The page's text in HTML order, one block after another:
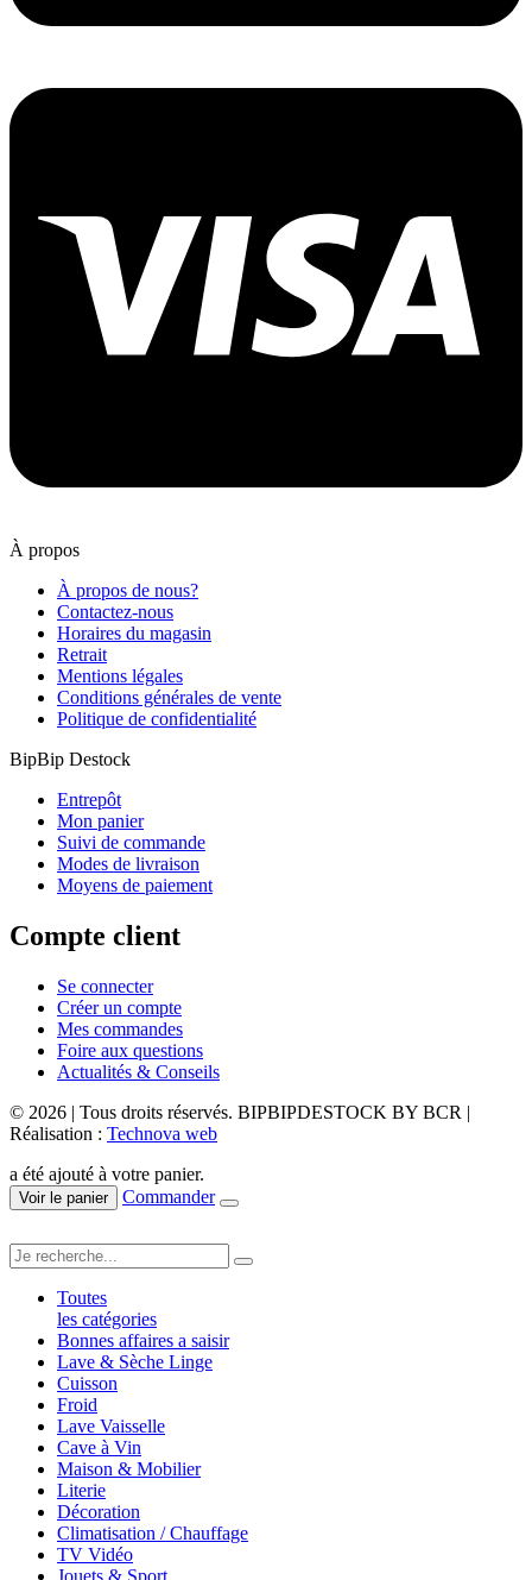
À propos
À propos de nous?
Contactez-nous
Horaires du magasin
Retrait
Mentions légales
Conditions générales de vente
Politique de confidentialité
BipBip Destock
Entrepôt
Mon panier
Suivi de commande
Modes de livraison
Moyens de paiement
Compte client
Se connecter
Créer un compte
Mes commandes
Foire aux questions
Actualités & Conseils
© 2026 | Tous droits réservés. BIPBIPDESTOCK BY BCR |
Réalisation : Technova web
a été ajouté à votre panier.
Voir le panier Commander
Toutes
les catégories
Bonnes affaires a saisir
Lave & Sèche Linge
Cuisson
Froid
Lave Vaisselle
Cave à Vin
Maison & Mobilier
Literie
Décoration
Climatisation / Chauffage
TV Vidéo
Jouets & Sport